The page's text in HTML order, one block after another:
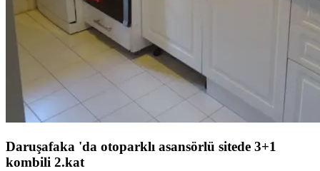
Daruşafaka 'da otoparklı asansörlü sitede 3+1
kombili 2.kat